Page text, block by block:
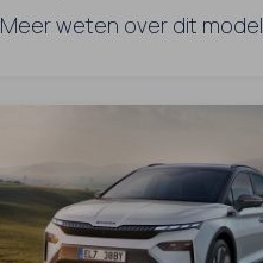
Meer weten over dit model